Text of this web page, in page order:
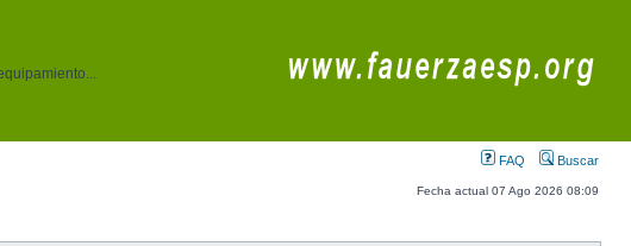
FAQ Buscar
Fecha actual 07 Ago 2026 08:09